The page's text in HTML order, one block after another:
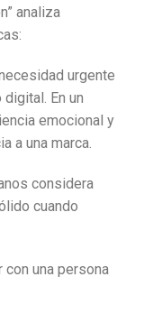
analiza
urgente
En un
emocional y
a una marca.
considera
cuando
con una persona